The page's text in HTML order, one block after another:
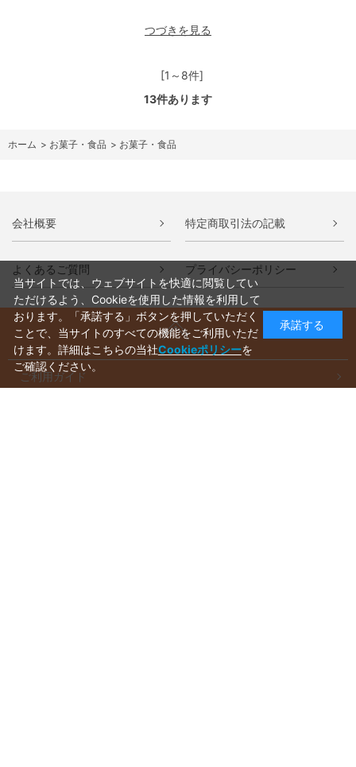
つづきを見る
[1～8件]
13件あります
ホーム > お菓子・食品 > お菓子・食品
会社概要 特定商取引法の記載
よくあるご質問 プライバシーポリシー
ご利用ガイド
当サイトでは、ウェブサイトを快適に閲覧してい
ただけるよう、Cookieを使用した情報を利用して
おります。「承諾する」ボタンを押していただく
ことで、当サイトのすべての機能をご利用いただ
けます。詳細はこちらの当社Cookieポリシーを
ご確認ください。
承諾する